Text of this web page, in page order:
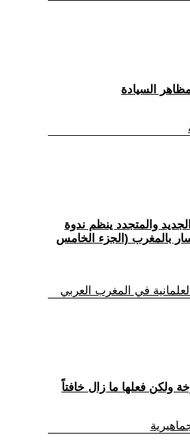
الجديد والمتجدد ينظم ندوة
بالمغرب (الجزء الخامس
في المغرب العربي